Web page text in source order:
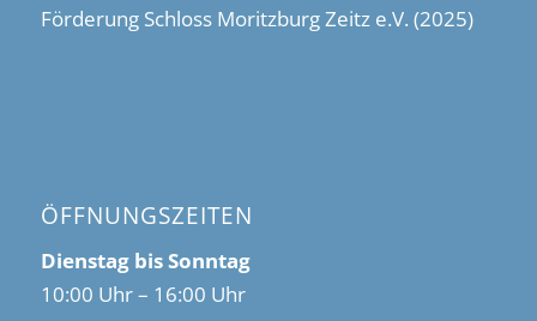
Förderung Schloss Moritzburg Zeitz e.V. (2025)
ÖFFNUNGSZEITEN
Dienstag bis Sonntag
10:00 Uhr – 16:00 Uhr